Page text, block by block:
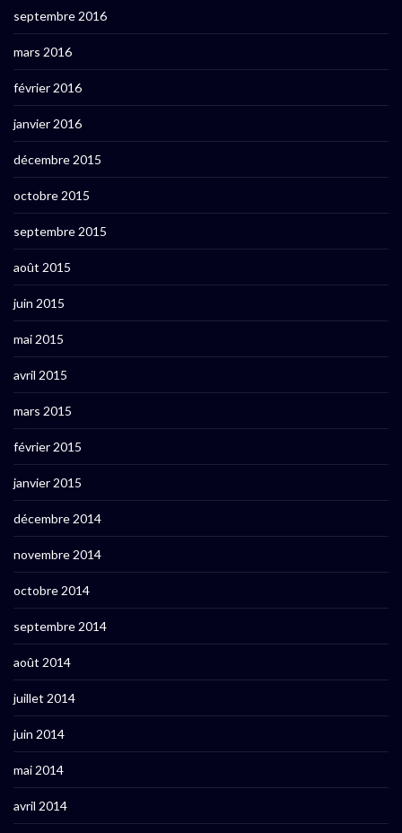
septembre 2016
mars 2016
février 2016
janvier 2016
décembre 2015
octobre 2015
septembre 2015
août 2015
juin 2015
mai 2015
avril 2015
mars 2015
février 2015
janvier 2015
décembre 2014
novembre 2014
octobre 2014
septembre 2014
août 2014
juillet 2014
juin 2014
mai 2014
avril 2014